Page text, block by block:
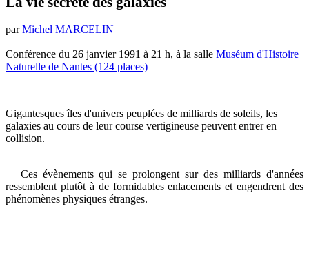
parMichel MARCELIN
Conférence du 26 janvier 1991 à 21 h, à la salle Muséum d'Histoire
Naturelle de Nantes (124 places)
Gigantesques îles d'univers peuplées de milliards de soleils, les
galaxies au cours de leur course vertigineuse peuvent entrer en
collision.
Ces évènements qui se prolongent sur des milliards d'années
ressemblent plutôt à de formidables enlacements et engendrent des
phénomènes physiques étranges.